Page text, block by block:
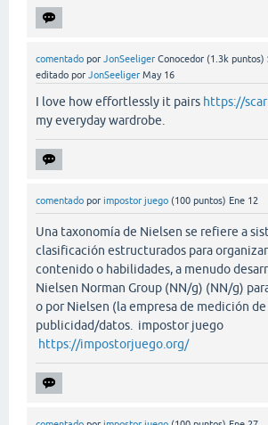
comentado por JonSeeliger Conocedor (1.3k puntos)
editado por JonSeeliger May 16
I love how effortlessly it pairs https://
my everyday wardrobe.
comentado por impostor juego (100 puntos) Ene 12
Una taxonomía de Nielsen se refiere a
clasificación estructurados para
contenido o habilidades, a menudo
Nielsen Norman Group (NN/g) (NN/g)
o por Nielsen (la empresa de medición
publicidad/datos. impostor juego
https://impostorjuego.org/